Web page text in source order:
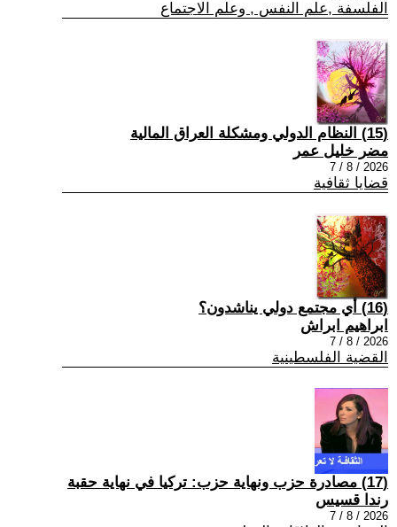
الفلسفة ,علم النفس , وعلم الاجتماع
(15) النظام الدولي ومشكلة العراق المالية
مضر خليل عمر
2026 / 8 / 7
قضايا ثقافية
(16) أي مجتمع دولي يناشدون؟
ابراهيم ابراش
2026 / 8 / 7
القضية الفلسطينية
(17) مصادرة حزب ونهاية حزب: تركيا في نهاية حقبة
رندا قسيس
2026 / 8 / 7